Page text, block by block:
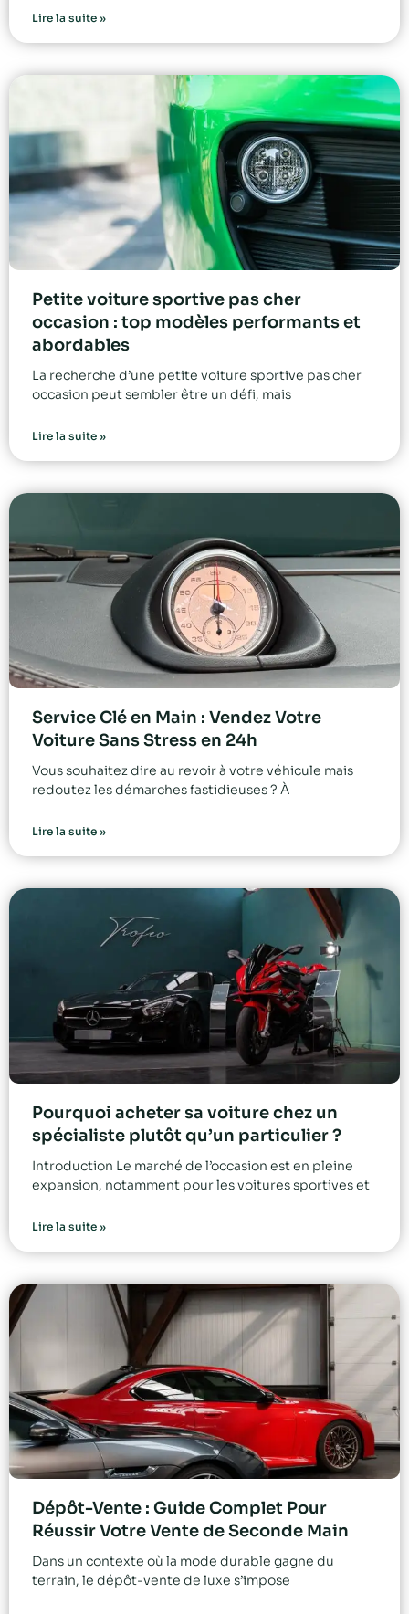
Lire la suite »
Petite voiture sportive pas cher
occasion : top modèles performants et
abordables
La recherche d’une petite voiture sportive pas cher
occasion peut sembler être un défi, mais
Lire la suite »
Service Clé en Main : Vendez Votre
Voiture Sans Stress en 24h
Vous souhaitez dire au revoir à votre véhicule mais
redoutez les démarches fastidieuses ? À
Lire la suite »
Pourquoi acheter sa voiture chez un
spécialiste plutôt qu’un particulier ?
Introduction Le marché de l’occasion est en pleine
expansion, notamment pour les voitures sportives et
Lire la suite »
Dépôt-Vente : Guide Complet Pour
Réussir Votre Vente de Seconde Main
Dans un contexte où la mode durable gagne du
terrain, le dépôt-vente de luxe s’impose